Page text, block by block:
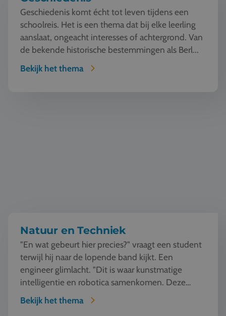
Geschiedenis komt écht tot leven tijdens een
schoolreis. Het is een thema dat bij elke leerling
aanslaat, ongeacht interesses of achtergrond. Van
de bekende historische bestemmingen als Berl...
Bekijk het thema
Natuur en Techniek
"En wat gebeurt hier precies?" vraagt een student
terwijl hij naar de lopende band kijkt. Een
engineer glimlacht. "Dit is waar kunstmatige
intelligentie en robotica samenkomen. Deze
machine ziet, l...
Bekijk het thema